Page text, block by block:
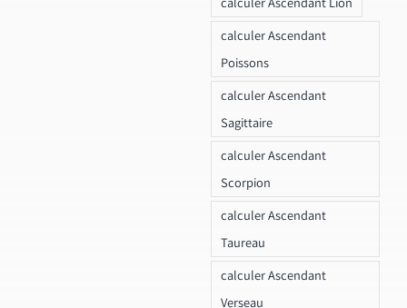
calculer Ascendant
Poissons
calculer Ascendant
Sagittaire
calculer Ascendant
Scorpion
calculer Ascendant
Taureau
calculer Ascendant
Verseau